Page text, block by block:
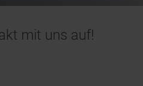
mit uns auf!